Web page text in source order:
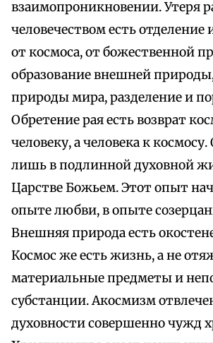
взаимопроникновении. Утеря
человечеством есть
от космоса, от божественной
образование внешней
природы мира, разделение и
Обретение рая есть возврат
человеку, а человека к
лишь в подлинной духовной
Царстве Божьем. Этот опыт
опыте любви, в опыте
Внешняя природа есть
Космос же есть жизнь, а не
материальные предметы и
субстанции. Акосмизм
духовности совершенно чужд